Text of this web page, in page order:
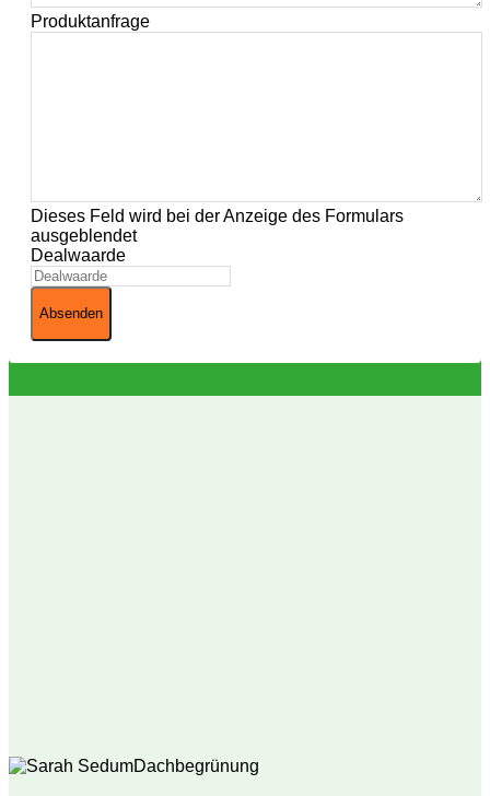
Produktanfrage
Dieses Feld wird bei der Anzeige des Formulars
ausgeblendet
Dealwaarde